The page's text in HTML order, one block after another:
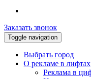
Заказать звонок
Toggle navigation
Выбрать город
О рекламе в лифтах
Реклама в